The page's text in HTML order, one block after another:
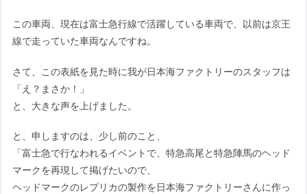
この車両、現在は富士急行線で活躍している車両で、以前は京王
線で走っていた車両なんですね。
さて、この表紙を見た時に我が日本海ファクトリーのスタッフは
「え？まさか！」
と、大きな声を上げました。
と、申しますのは、少し前のこと、
「富士急で行なわれるイベントで、特急高尾と特急陣馬のヘッド
マークを再現して掲げたいので、
ヘッドマークのレプリカの製作を日本海ファクトリーさんに作っ